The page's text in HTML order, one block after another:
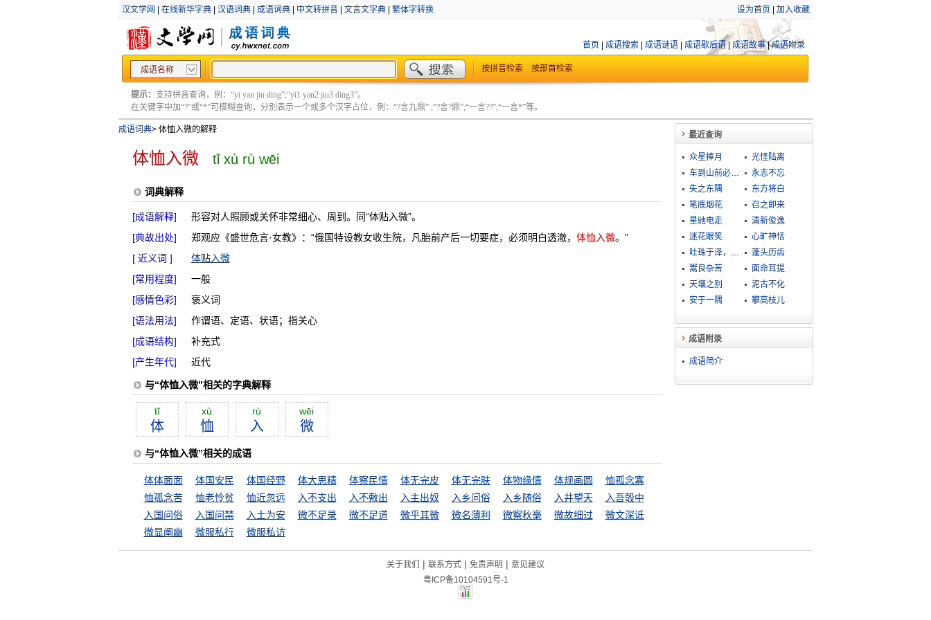
汉文学网 在线新华字典| 汉语词典| 成语词典| 中文转拼音| 文言文字典| 繁体字转换 设为首页 加入收藏
首页 成语搜索| 成语谜语| 成语歇后语| 成语故事|成语附录
成语名称 按拼音检索 按部首检索
提示： 支持拼音查询，例：“yi yan jiu ding”;“yi1 yan2 jiu3 ding3”。
在关键字中加“?”或“*”可模糊查询，分别表示一个或多个汉字占位，例：“?言九鼎” ;“?言?鼎”;“一言??”;“一言*”等。
成语词典>体恤入微的解释
体恤入微 tǐ xù rù wēi
词典解释
[成语解释]
形容对人照顾或关怀非常细心、周到。同“体贴入微”。
[典故出处]
郑观应《盛世危言·女教》：“俄国特设教女收生院，凡胎前产后一切要症，必须明白透澈， 体恤入微。”
[ 近义词 ]
体贴入微
[常用程度]
一般
[感情色彩]
褒义词
[语法用法]
作谓语、定语、状语；指关心
[成语结构]
补充式
[产生年代]
近代
与“体恤入微”相关的字典解释
tĭ
体
xù
恤
rù
入
wēi
微
与“体恤入微”相关的成语
体体面面 体国安民 体国经野 体大思精 体察民情 体无完皮 体无完肤 体物缘情 体规画圆
恤孤念寡
恤孤念苦
恤老怜贫 恤近忽远 入不支出 入不敷出 入主出奴 入乡问俗 入乡随俗 入井望天
入吾彀中
入国问俗
入国问禁 入土为安 微不足录 微不足道 微乎其微 微名薄利 微察秋毫 微故细过
微文深诋
微显阐幽
微服私行 微服私访
最近查询
众星捧月
光怪陆离
车到山前必有路
永志不忘
失之东隅
东方将白
笔底烟花
召之即来
星驰电走
清新俊逸
迷花眼笑
心旷神恬
吐珠于泽，谁能不含
蓬头历齿
鬻良杂苦
面命耳提
天壤之别
泥古不化
安于一隅
攀高枝儿
成语附录
成语简介
关于我们 | 联系方式 | 免责声明 | 意见建议
粤ICP备10104591号-1